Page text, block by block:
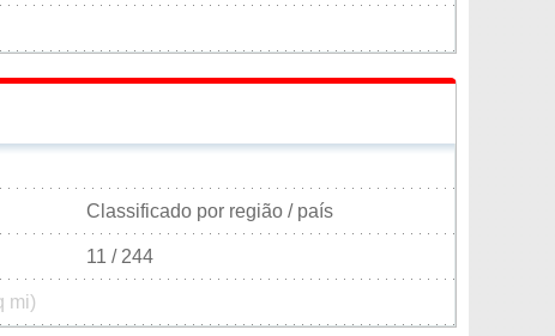
Classificado por região / país
11 / 244
mi)